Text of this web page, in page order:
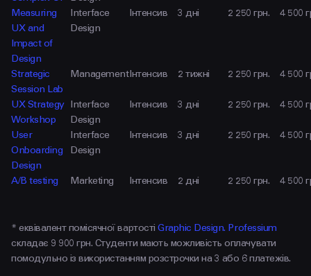
Measuring
UX and
Impact of
Design
Interface
Design
Інтенсив 3 дні 2 250 грн. 4 500
Strategic
Session Lab
ManagementІнтенсив 2 тижні 2 250 грн. 4 500
UX Strategy
Workshop
Interface
Design
Інтенсив 3 дні 2 250 грн. 4 500
User
Onboarding
Design
Interface
Design
Інтенсив 3 дні 2 250 грн. 4 500
A/B testing Marketing Інтенсив 2 дні 2 250 грн. 4 500
* еквівалент помісячної вартостіGraphic Design. Professium
складає 9 900 грн. Студенти мають можливість оплачувати
помодульно із використанням розстрочки на 3 або 6 платежів.